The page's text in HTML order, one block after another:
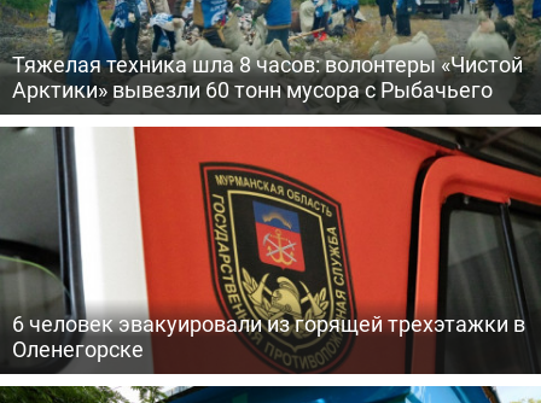
Тяжелая техника шла 8 часов: волонтеры «Чистой
Арктики» вывезли 60 тонн мусора с Рыбачьего
6 человек эвакуировали из горящей трехэтажки в
Оленегорске